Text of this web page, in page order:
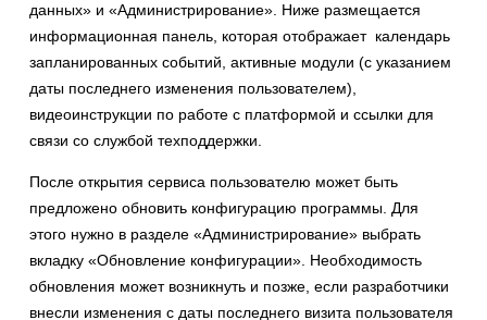
данных» и «Администрирование». Ниже размещается
информационная панель, которая отображает календарь
запланированных событий, активные модули (с указанием
даты последнего изменения пользователем),
видеоинструкции по работе с платформой и ссылки для
связи со службой техподдержки.
После открытия сервиса пользователю может быть
предложено обновить конфигурацию программы. Для
этого нужно в разделе «Администрирование» выбрать
вкладку «Обновление конфигурации». Необходимость
обновления может возникнуть и позже, если разработчики
внесли изменения с даты последнего визита пользователя